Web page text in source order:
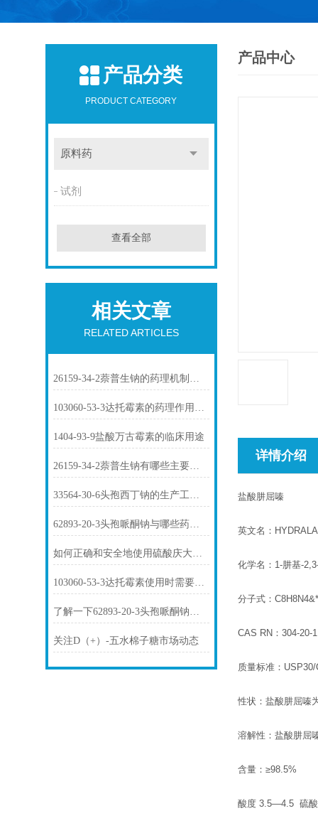
产品分类
PRODUCT CATEGORY
原料药
试剂
查看全部
相关文章
RELATED ARTICLES
26159-34-2萘普生钠的药理机制与临床应用
103060-53-3达托霉素的药理作用介绍
1404-93-9盐酸万古霉素的临床用途
26159-34-2萘普生钠有哪些主要用途？
33564-30-6头孢西丁钠的生产工艺是怎样的？
62893-20-3头孢哌酮钠与哪些药物存在相互作用？
如何正确和安全地使用硫酸庆大霉素1405-41-0？
103060-53-3达托霉素使用时需要注意哪些问题？
了解一下62893-20-3头孢哌酮钠的用途及药理作用吧
关注D（+）-五水棉子糖市场动态
产品中心
详情介绍
盐酸肼屈嗪
英文名：
化学名：1-肼基-
分子式：
CAS RN：304-20-
质量标准：USP30/
性状：盐酸肼屈嗪
溶解性：盐酸肼屈
含量：≥98.5%
酸度 3.5—4.5 硫酸